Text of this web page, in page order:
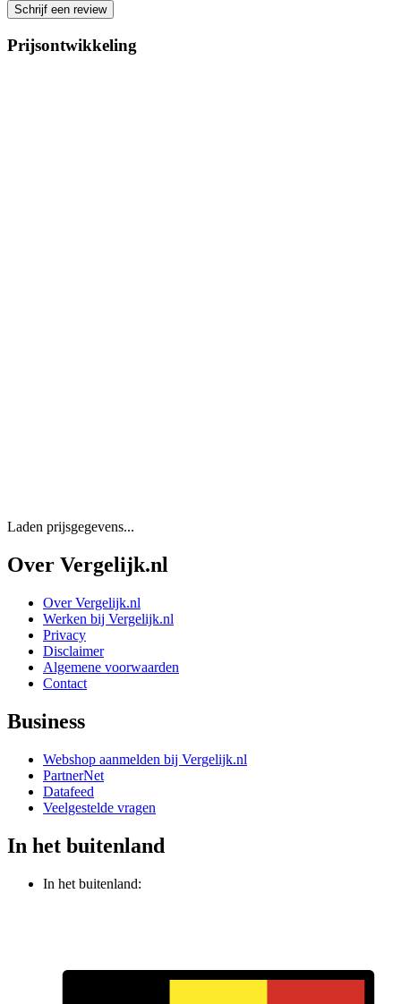
Schrijf een review
Prijsontwikkeling
Laden prijsgegevens...
Over Vergelijk.nl
Over Vergelijk.nl
Werken bij Vergelijk.nl
Privacy
Disclaimer
Algemene voorwaarden
Contact
Business
Webshop aanmelden bij Vergelijk.nl
PartnerNet
Datafeed
Veelgestelde vragen
In het buitenland
In het buitenland: